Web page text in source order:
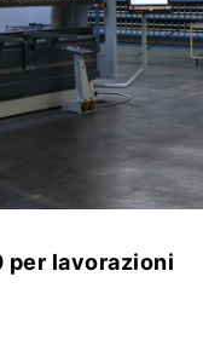
per quadri